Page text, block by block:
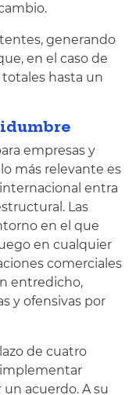
generando
en el caso de
totales hasta un
empresas y
más relevante es
entra
Las
en el que
en cualquier
comerciales
entredicho,
y ofensivas por
de cuatro
un acuerdo. A su